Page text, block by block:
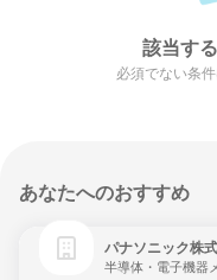
該当す
必須でない条
あなたへのおすすめ
パナソニック株
半導体・電子機器